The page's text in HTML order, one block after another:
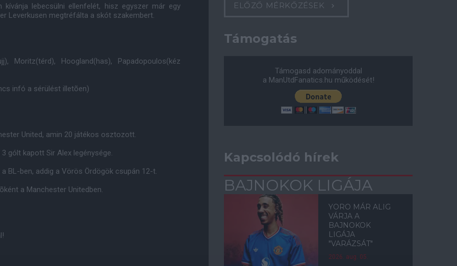
lebecsülni ellenfelét, hisz egyszer már egy
Leverkusen megtréfálta a skót szakembert.
Moritz(térd), Hoogland(has), Papadopoulos(kéz
infó a sérülést illetõen)
United, amin 20 játékos osztozott.
gólt kapott Sir Alex legénysége.
BL-ben, addig a Vörös Ördögök csupán 12-t.
a Manchester Unitedben.
ELŐZŐ MÉRKŐZÉSEK
Támogatás
Támogasd adományoddal
a ManUtdFanatics.hu működését!
Kapcsolódó hírek
BAJNOKOK LIGÁJA
YORO MÁR ALIG
VÁRJA A
BAJNOKOK
LIGÁJA
"VARÁZSÁT"
2026. aug. 05.